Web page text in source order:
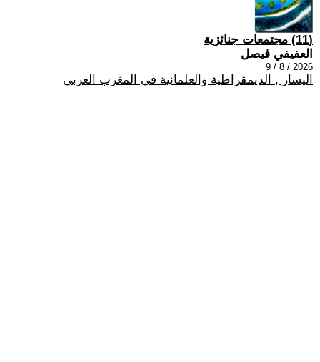
(11) مجتمعات جنائزية
العفيفي فيصل
2026 / 8 / 9
اليسار , الديمقراطية والعلمانية في المغرب العربي